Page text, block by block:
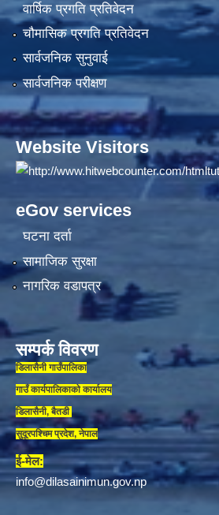
वार्षिक प्रगति प्रतिवेदन
चौमासिक प्रगति प्रतिवेदन
सार्वजनिक सुनुवाई
सार्वजनिक परीक्षण
Website Visitors
eGov services
घटना दर्ता
सामाजिक सुरक्षा
नागरिक वडापत्र
सम्पर्क विवरण
डिलासैनी गाउँपालिका
गाउँ कार्यपालिकाकाे कार्यालय
डिलासैनी, बैतडी
सुदूरपश्चिम प्रदेश, नेपाल
ई-मेल:
info@dilasainimun.gov.np